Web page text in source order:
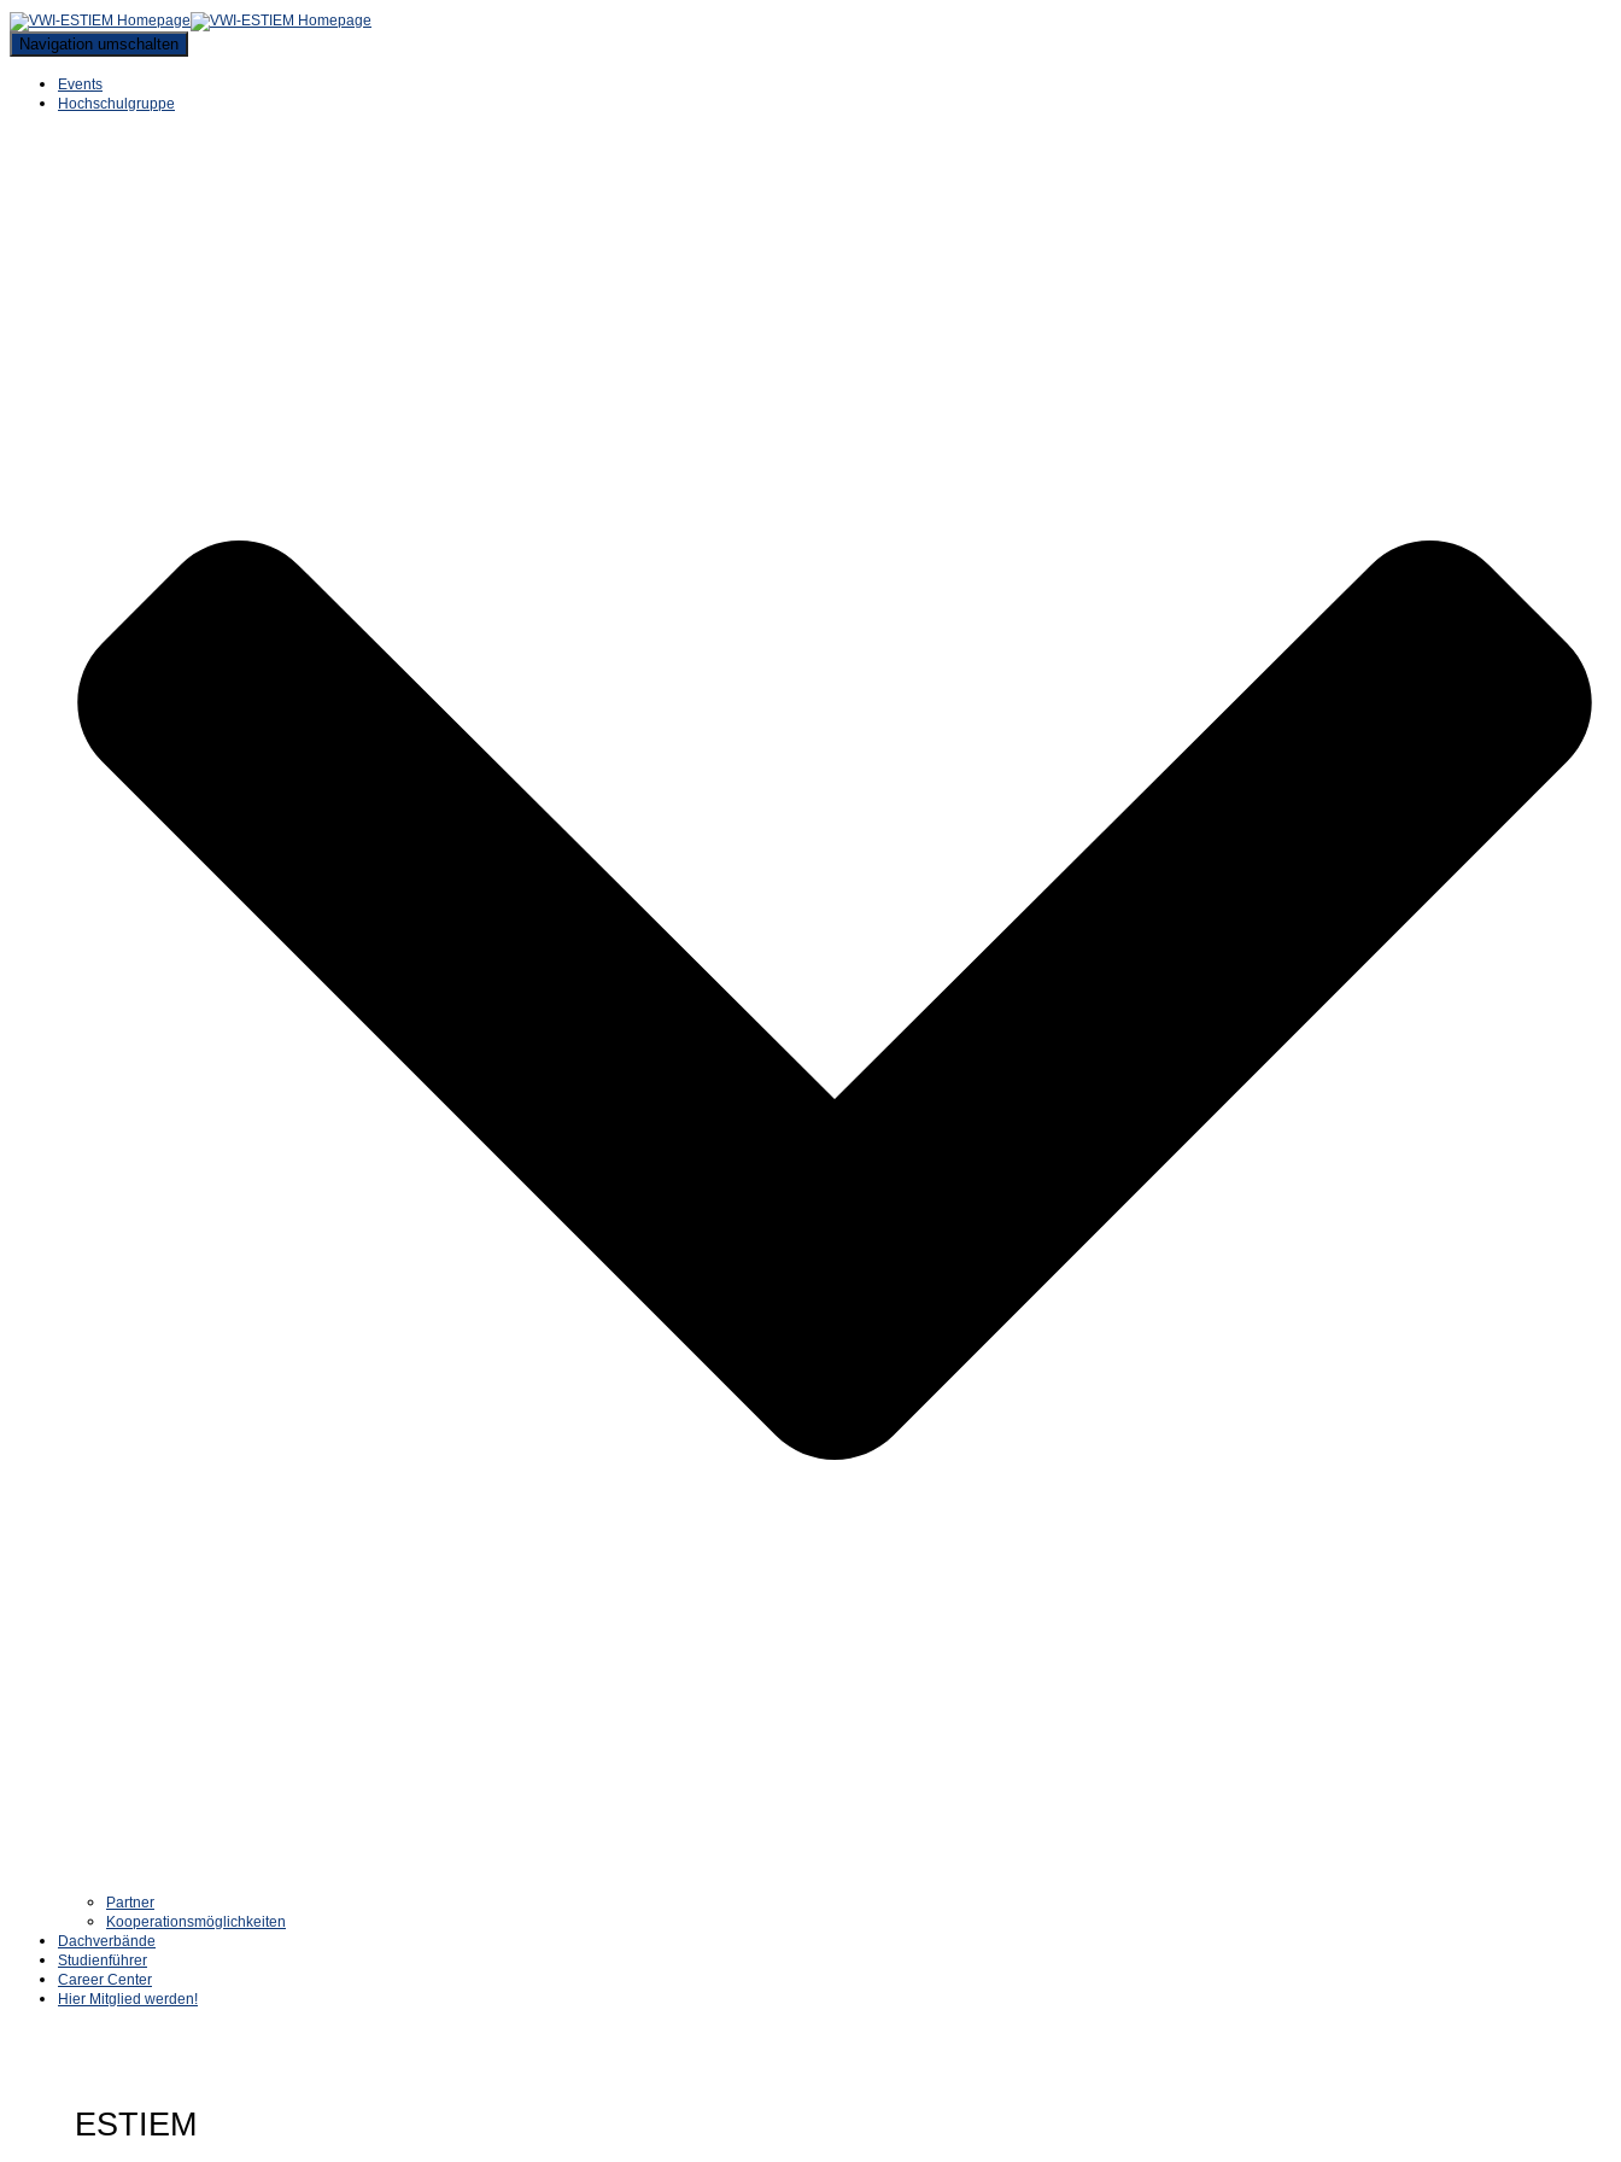
Navigation umschalten
Events
Hochschulgruppe
Partner
Kooperationsmöglichkeiten
Dachverbände
Studienführer
Career Center
Hier Mitglied werden!
ESTIEM